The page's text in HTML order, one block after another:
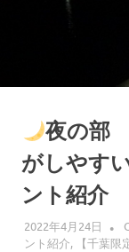
ツ
夜の部
がしやす
ント紹介
2022年4月24日
ント紹介, 【千葉